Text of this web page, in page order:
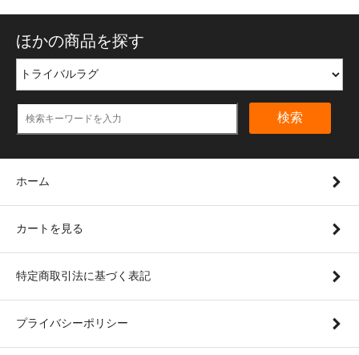
ほかの商品を探す
検索
ホーム
カートを見る
特定商取引法に基づく表記
プライバシーポリシー